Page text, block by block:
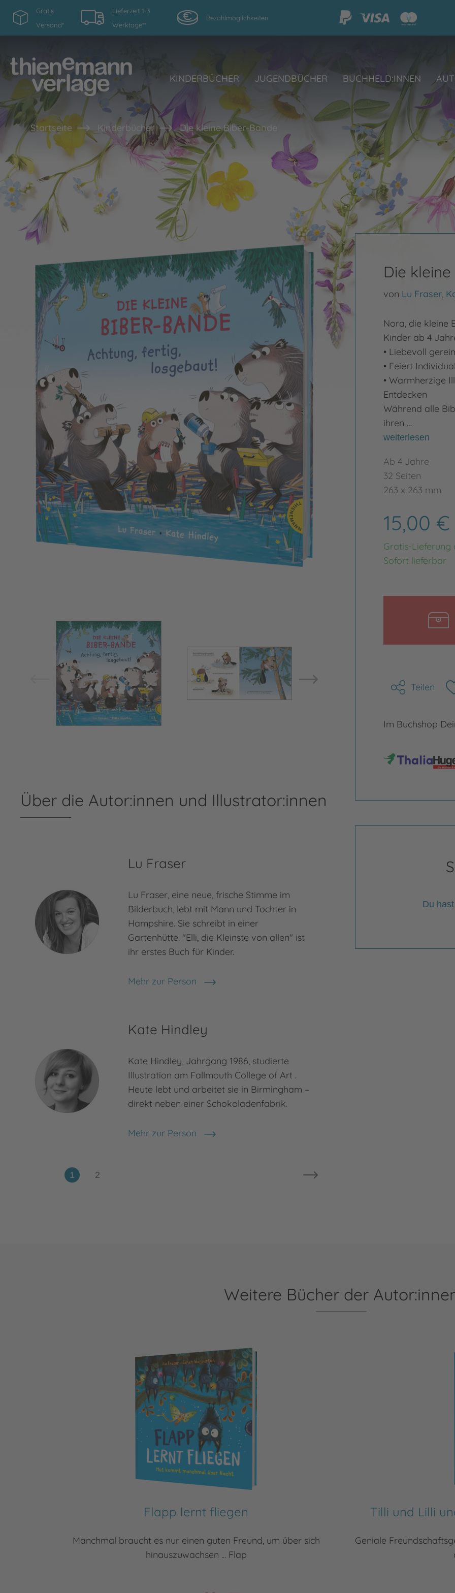
Gratis
Versand*
Lieferzeit 1-3
Werktage**
Bezahlmöglichkeiten
KINDERBÜCHER JUGENDBÜCHER BUCHHELD:INNEN
Startseite Kinderbücher Die kleine Biber-Bande
Die
von Lu Fraser,
Nora, die kleine
Kinder ab 4
• Liebevoll
• Feiert
• Warmherzige
Entdecken
Während alle
ihren …
weiterlesen
Ab 4 Jahre
32 Seiten
263 x 263 mm
15,00 €
Gratis-Lieferung
Sofort lieferbar
Teilen
Im Buchshop
Du
Über die Autor:innen und Illustrator:innen
Lu Fraser
Lu Fraser, eine neue, frische Stimme im
Bilderbuch, lebt mit Mann und Tochter in
Hampshire. Sie schreibt in einer
Gartenhütte. "Elli, die Kleinste von allen" ist
ihr erstes Buch für Kinder.
Mehr zur Person
Lu Fraser
Kate Hindley
Kate Hindley, Jahrgang 1986, studierte
Illustration am Fallmouth College of Art .
Heute lebt und arbeitet sie in Birmingham –
direkt neben einer Schokoladenfabrik.
Mehr zur Person
Kate Hindley
Weitere Bücher der
Flapp lernt fliegen
Manchmal braucht es nur einen guten Freund, um über sich
hinauszuwachsen ... Flap
Tilli und Lilli
Geniale